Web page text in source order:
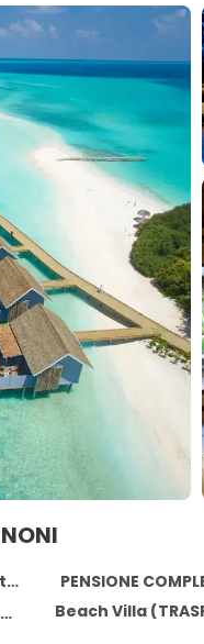
PENSIONE
Beach Villa